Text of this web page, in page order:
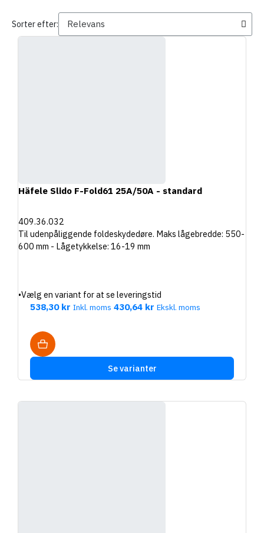
Sorter efter:
Häfele Slido F-Fold61 25A/50A - standard
409.36.032
Til udenpåliggende foldeskydedøre. Maks lågebredde: 550-
600 mm - Lågetykkelse: 16-19 mm
•Vælg en variant for at se leveringstid
538,30 kr Inkl. moms 430,64 kr Ekskl. moms
Se varianter